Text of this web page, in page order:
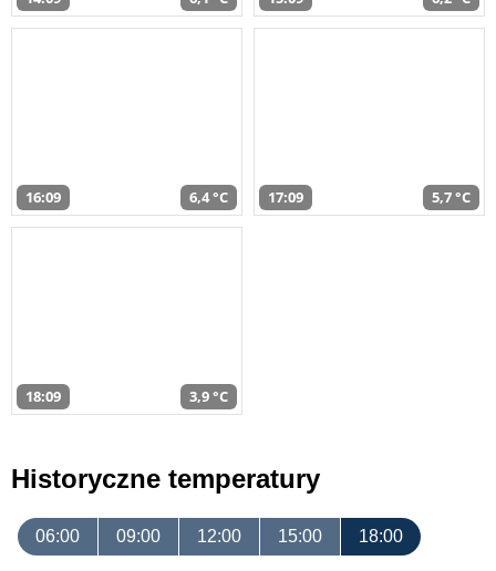
16:09 6,4 °C 17:09 5,7 °C
18:09 3,9 °C
Historyczne temperatury
06:00 09:00 12:00 15:00 18:00